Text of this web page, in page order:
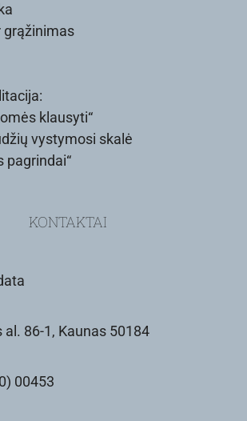
grąžinimas
klausyti“
vystymosi skalė
pagrindai“
KONTAKTAI
al. 86-1, Kaunas 50184
00453